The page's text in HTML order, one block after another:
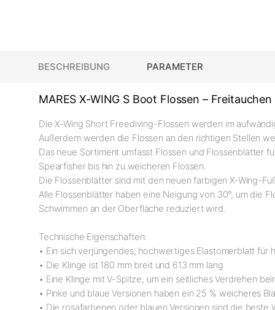
BESCHREIBUNG PARAMETER
MARES X-WING S Boot Flossen – Freitauchen
Die X-Wing Short Freediving-Flossen werden im
Außerdem werden die Flossen an den richtigen Stellen
Das neue Sortiment umfasst Flossen und Flossenblätter
Spearfisher bis hin zu weicheren Flossen.
Die Flossenblätter sind mit den neuen farbigen X-Wing-
Alle Flossenblätter haben eine Neigung von 30°, um die
Schwimmen an der Oberfläche reduziert wird.
Technische Eigenschaften:
• Ein sich verjüngendes, hochwertiges Elastomerblatt für
• Die Klinge ist 180 mm breit und 613 mm lang
• Eine Klinge mit V-Spitze, um ein seitliches Verdrehen
• Pinke und blaue Versionen haben ein 25 % weicheres
• Die rosafarbenen oder blauen Versionen sind die